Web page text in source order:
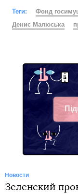
Теги: Фонд
Денис Малюська
Новости
Зеленский